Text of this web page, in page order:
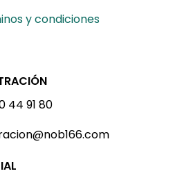
y condiciones
44 91 80